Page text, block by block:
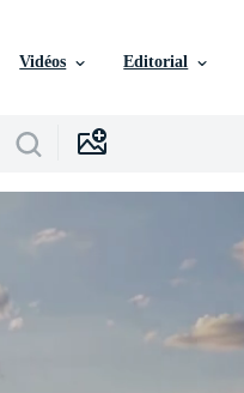
Vidéos Editorial